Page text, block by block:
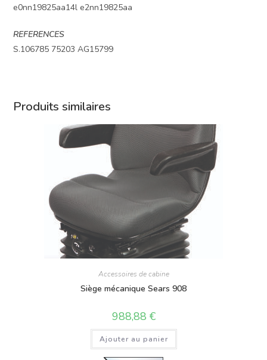
e0nn19825aa14l e2nn19825aa
REFERENCES
S.106785 75203 AG15799
Produits similaires
Accessoires de cabine
Siège mécanique Sears 908
988,88 €
Ajouter au panier